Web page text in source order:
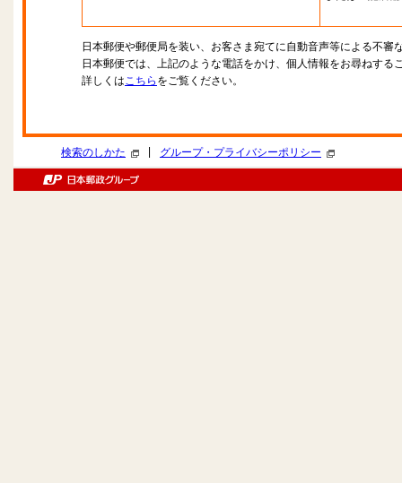
日本郵便や郵便局を装い、お客さま宛てに自動音声等による不審
日本郵便では、上記のような電話をかけ、個人情報をお尋ねする
詳しくはこちら をご覧ください。
検索のしかた グループ・プライバシーポリシー